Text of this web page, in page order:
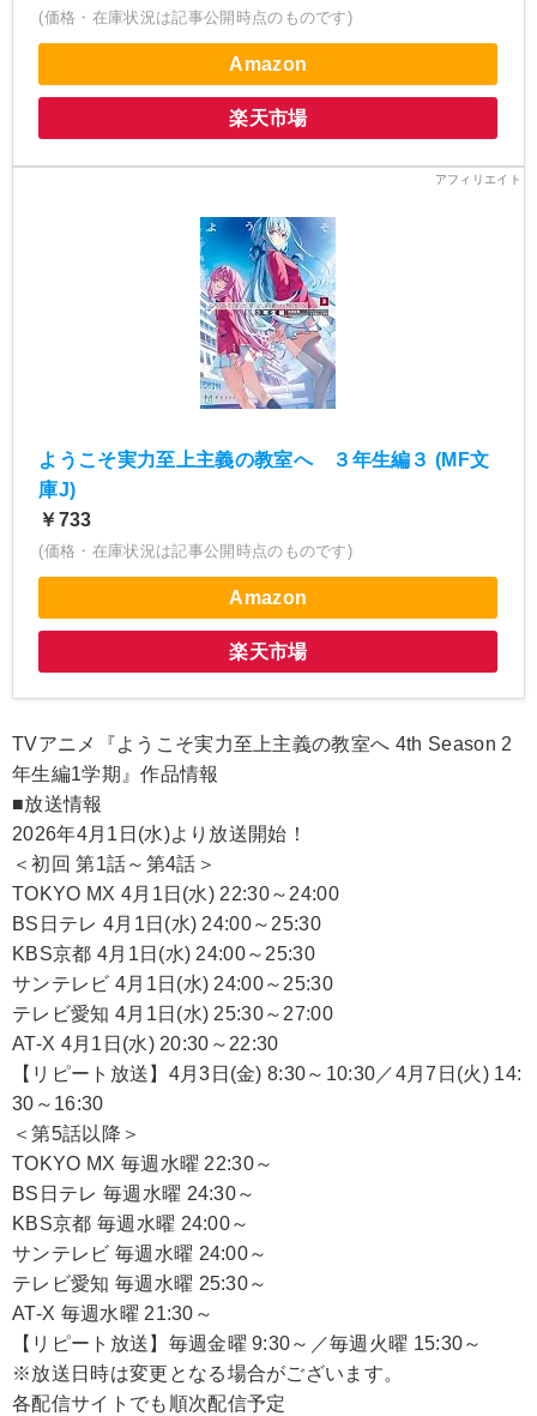
(価格・在庫状況は記事公開時点のものです)
Amazon
楽天市場
ようこそ実力至上主義の教室へ ３年生編３ (MF文
庫J)
￥733
(価格・在庫状況は記事公開時点のものです)
Amazon
楽天市場
TVアニメ『ようこそ実力至上主義の教室へ 4th Season 2
年生編1学期』作品情報
■放送情報
2026年4月1日(水)より放送開始！
＜初回 第1話～第4話＞
TOKYO MX 4月1日(水) 22:30～24:00
BS日テレ 4月1日(水) 24:00～25:30
KBS京都 4月1日(水) 24:00～25:30
サンテレビ 4月1日(水) 24:00～25:30
テレビ愛知 4月1日(水) 25:30～27:00
AT-X 4月1日(水) 20:30～22:30
【リピート放送】4月3日(金) 8:30～10:30／4月7日(火) 14:
30～16:30
＜第5話以降＞
TOKYO MX 毎週水曜 22:30～
BS日テレ 毎週水曜 24:30～
KBS京都 毎週水曜 24:00～
サンテレビ 毎週水曜 24:00～
テレビ愛知 毎週水曜 25:30～
AT-X 毎週水曜 21:30～
【リピート放送】毎週金曜 9:30～／毎週火曜 15:30～
※放送日時は変更となる場合がございます。
各配信サイトでも順次配信予定